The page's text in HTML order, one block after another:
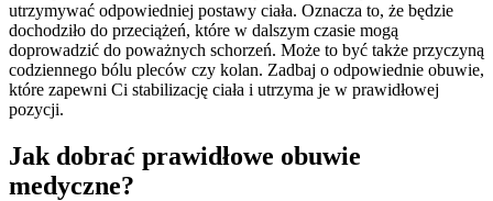
utrzymywać odpowiedniej postawy ciała. Oznacza to, że będzie
dochodziło do przeciążeń, które w dalszym czasie mogą
doprowadzić do poważnych schorzeń. Może to być także przyczyną
codziennego bólu pleców czy kolan. Zadbaj o odpowiednie obuwie,
które zapewni Ci stabilizację ciała i utrzyma je w prawidłowej
pozycji.
Jak dobrać prawidłowe obuwie
medyczne?